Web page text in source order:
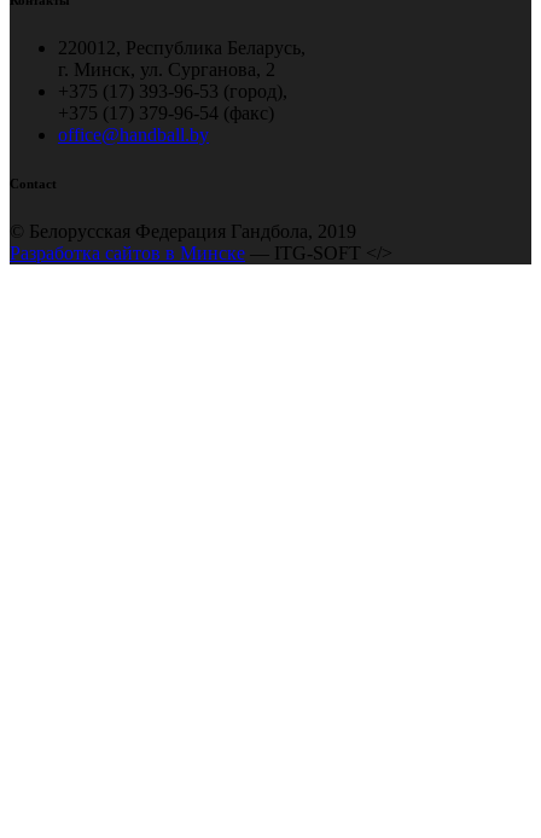
220012, Республика Беларусь,
г. Минск, ул. Сурганова, 2
+375 (17) 393-96-53 (город),
+375 (17) 379-96-54 (факс)
office@handball.by
Contact
© Белорусская Федерация Гандбола, 2019
Разработка сайтов в Минске — ITG-SOFT </>